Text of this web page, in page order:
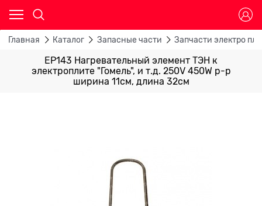
Главная Каталог Запасные части Запчасти электро
EP143 Нагревательный элемент ТЭН к
электроплите "Гомель", и т.д. 250V 450W р-р
ширина 11см, длина 32см